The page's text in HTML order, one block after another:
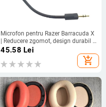
Microfon pentru Razer Barracuda X
| Reducere zgomot, design durabil |
Compatibil cu Barracuda X; În stoc
45.58 Lei
add_shopping_cart